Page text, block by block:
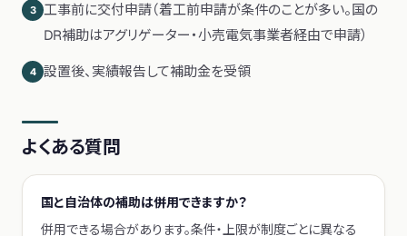
3
工事前に交付申請（着工前申請が条件のことが多い。国の
DR補助はアグリゲーター・小売電気事業者経由で申請）
4 設置後、実績報告して補助金を受領
よくある質問
国と自治体の補助は併用できますか？
併用できる場合があります。条件・上限が制度ごとに異なる